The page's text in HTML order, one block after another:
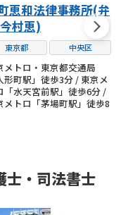
恵和法律事務所(弁
村恵)
東京都 中央区
メトロ・東京都交通局
形町駅」徒歩3分 / 東京メ
「水天宮前駅」徒歩6分 /
メトロ「茅場町駅」徒歩8
士・司法書士